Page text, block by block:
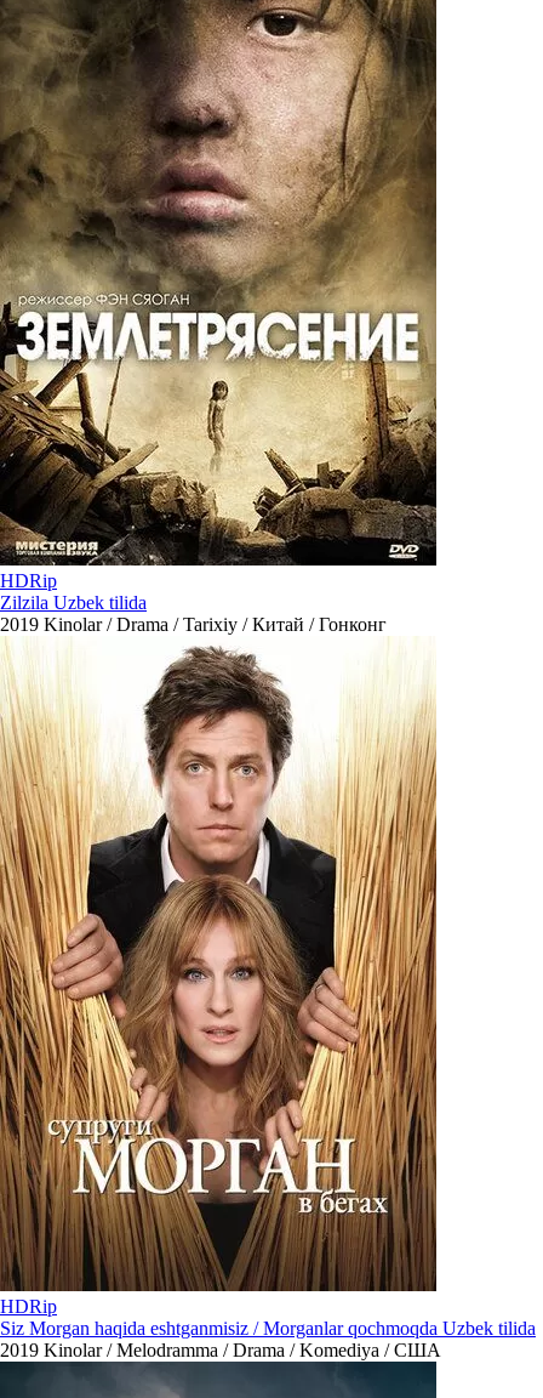
HDRip
Zilzila Uzbek tilida
2019 Kinolar / Drama / Tarixiy / Китай / Гонконг
HDRip
Siz Morgan haqida eshtganmisiz / Morganlar qochmoqda Uzbek tilida
2019 Kinolar / Melodramma / Drama / Komediya / США